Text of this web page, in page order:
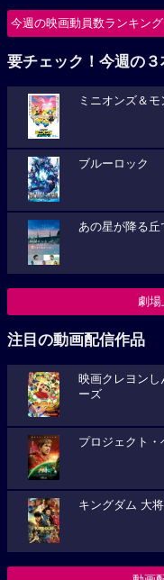
今週の映画動員数ランキング
要チェック！今週の３
ミニオンズ＆
ブルーロック
あの星が降る丘
劇場
注目の動画配信作品
映画クレヨン
ーズ
プロジェクト
キングダム 大